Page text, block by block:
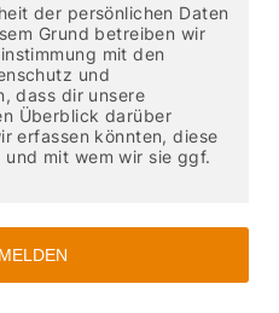
der persönlichen Daten
Grund betreiben wir
mit den
und
dass dir unsere
Überblick darüber
erfassen könnten, diese
mit wem wir sie ggf.